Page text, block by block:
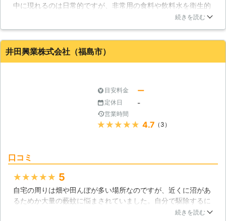
中に現れるのは日常的ですが、非常用の食料や飲料水を衛生的
に管理したいため、常光サービス株式会社に相談しました。床
てもらいました。薬剤の散布後は、ゴキブリもムカデも見かけ
なくなりました。効果を実感しています。
続きを読む
井田興業株式会社（福島市）
目安料金 ー
定休日 -
営業時間
★★★★★ 4.7 （3）
口コミ
★★★★★ 5
自宅の周りは畑や田んぼが多い場所なのですが、近くに沼があ
るためか大量の藪蚊に悩まされていました。自分で駆除するに
も大変で、どうにか良い方法はないかと業者に頼ることにしま
続きを読む